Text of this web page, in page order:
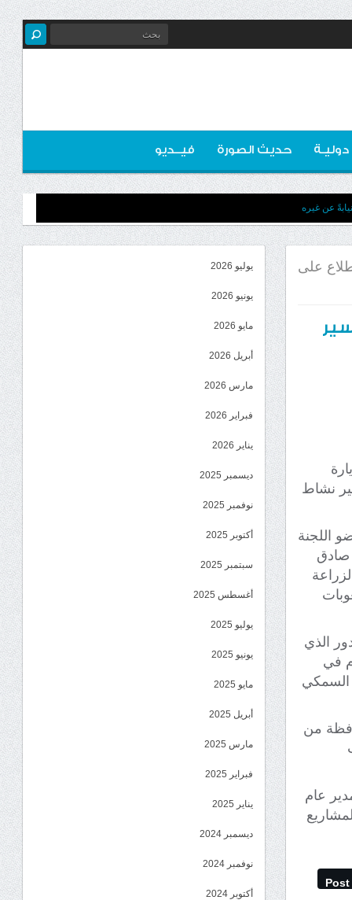
دوليـة حديث الصورة فيــديو
عن غيره
على
نشاط
اللجنة
صادق
الذي
في
القطاع السمكي
من
عام
Post
يوليو 2026
يونيو 2026
مايو 2026
أبريل 2026
مارس 2026
فبراير 2026
يناير 2026
ديسمبر 2025
نوفمبر 2025
أكتوبر 2025
سبتمبر 2025
أغسطس 2025
يوليو 2025
يونيو 2025
مايو 2025
أبريل 2025
مارس 2025
فبراير 2025
يناير 2025
ديسمبر 2024
نوفمبر 2024
أكتوبر 2024